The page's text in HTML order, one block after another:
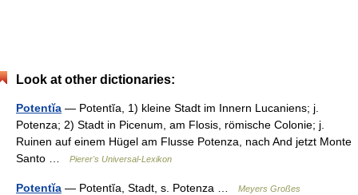
Look at other dictionaries:
Potentĭa — Potentĭa, 1) kleine Stadt im Innern Lucaniens; j.
Potenza; 2) Stadt in Picenum, am Flosis, römische Colonie; j.
Ruinen auf einem Hügel am Flusse Potenza, nach And jetzt Monte
Santo …
Pierer's Universal-Lexikon
Potentĭa — Potentĭa, Stadt, s. Potenza …
Meyers Großes